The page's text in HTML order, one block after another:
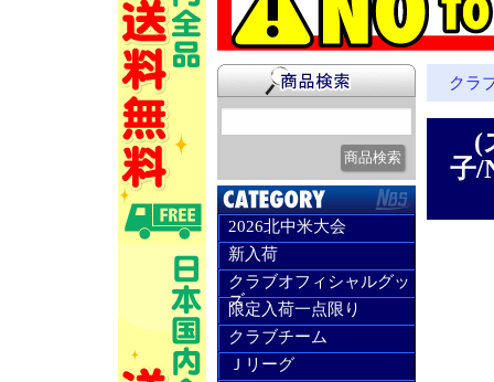
2026北中米大会
新入荷
クラブオフィシャルグッ
ズ
限定入荷一点限り
クラブチーム
Ｊリーグ
クラ
(
子/